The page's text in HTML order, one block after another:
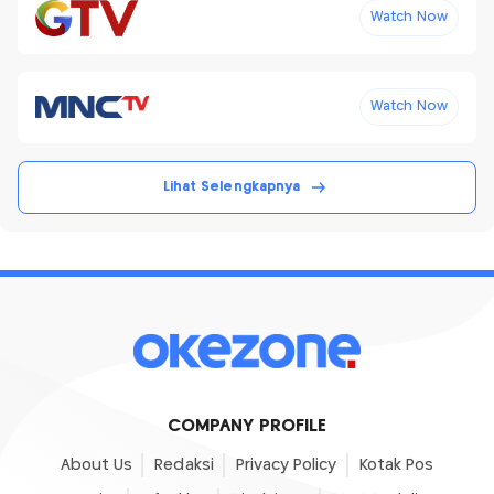
Watch Now
Watch Now
Lihat Selengkapnya
COMPANY PROFILE
About Us Redaksi Privacy Policy Kotak Pos